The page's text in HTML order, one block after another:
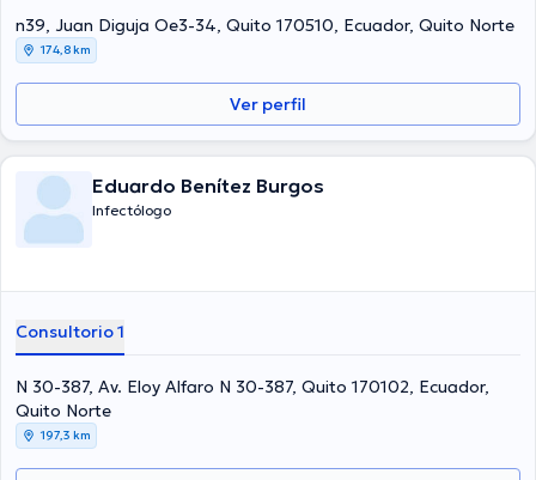
n39, Juan Diguja Oe3-34, Quito 170510, Ecuador, Quito Norte
174,8 km
Ver perfil
Eduardo Benítez Burgos
Infectólogo
Consultorio 1
N 30-387, Av. Eloy Alfaro N 30-387, Quito 170102, Ecuador,
Quito Norte
197,3 km